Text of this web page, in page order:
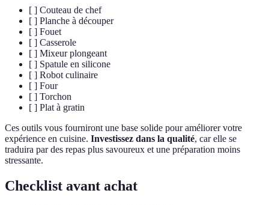
[ ] Couteau de chef
[ ] Planche à découper
[ ] Fouet
[ ] Casserole
[ ] Mixeur plongeant
[ ] Spatule en silicone
[ ] Robot culinaire
[ ] Four
[ ] Torchon
[ ] Plat à gratin
Ces outils vous fourniront une base solide pour améliorer votre
expérience en cuisine. Investissez dans la qualité, car elle se
traduira par des repas plus savoureux et une préparation moins
stressante.
Checklist avant achat